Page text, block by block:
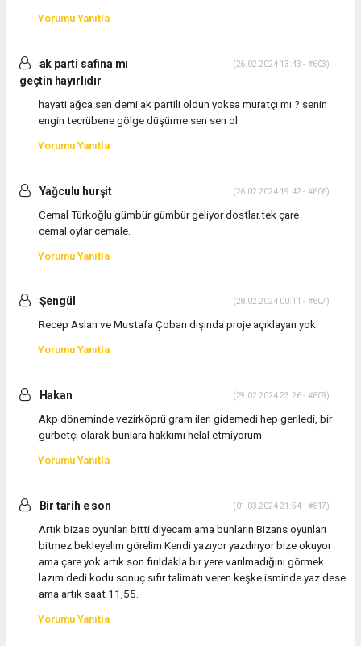
Yorumu Yanıtla
ak parti safına mı
geçtin hayırlıdır
(26.02.2024 13:43 - #603)
hayati ağca sen demi ak partili oldun yoksa muratçı mı ? senin
engin tecrübene gölge düşürme sen sen ol
Yorumu Yanıtla
Yağculu hurşit (26.02.2024 19:42 - #606)
Cemal Türkoğlu gümbür gümbür geliyor dostlar.tek çare
cemal.oylar cemale.
Yorumu Yanıtla
Şengül (28.02.2024 00:11 - #607)
Recep Aslan ve Mustafa Çoban dışında proje açıklayan yok
Yorumu Yanıtla
Hakan (29.02.2024 23:26 - #609)
Akp döneminde vezirköprü gram ileri gidemedi hep geriledi, bir
gurbetçi olarak bunlara hakkımı helal etmiyorum
Yorumu Yanıtla
Bir tarih e son (01.03.2024 21:54 - #617)
Artık bizas oyunları bitti diyecam ama bunların Bizans oyunları
bitmez bekleyelim görelim Kendi yazıyor yazdırıyor bize okuyor
ama çare yok artık son fırıldakla bir yere varılmadığını görmek
lazım dedi kodu sonuç sıfır talimatı veren keşke isminde yaz dese
ama artık saat 11,55.
Yorumu Yanıtla